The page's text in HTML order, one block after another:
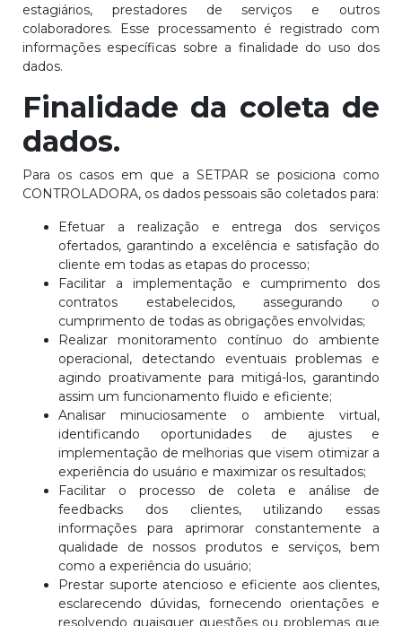
estagiários, prestadores de serviços e outros
colaboradores. Esse processamento é registrado com
informações específicas sobre a finalidade do uso dos
dados.
Finalidade da coleta de
dados.
Para os casos em que a SETPAR se posiciona como
CONTROLADORA, os dados pessoais são coletados para:
Efetuar a realização e entrega dos serviços
ofertados, garantindo a excelência e satisfação do
cliente em todas as etapas do processo;
Facilitar a implementação e cumprimento dos
contratos estabelecidos, assegurando o
cumprimento de todas as obrigações envolvidas;
Realizar monitoramento contínuo do ambiente
operacional, detectando eventuais problemas e
agindo proativamente para mitigá-los, garantindo
assim um funcionamento fluido e eficiente;
Analisar minuciosamente o ambiente virtual,
identificando oportunidades de ajustes e
implementação de melhorias que visem otimizar a
experiência do usuário e maximizar os resultados;
Facilitar o processo de coleta e análise de
feedbacks dos clientes, utilizando essas
informações para aprimorar constantemente a
qualidade de nossos produtos e serviços, bem
como a experiência do usuário;
Prestar suporte atencioso e eficiente aos clientes,
esclarecendo dúvidas, fornecendo orientações e
resolvendo quaisquer questões ou problemas que